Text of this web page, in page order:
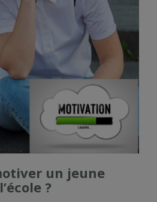
un jeune
?